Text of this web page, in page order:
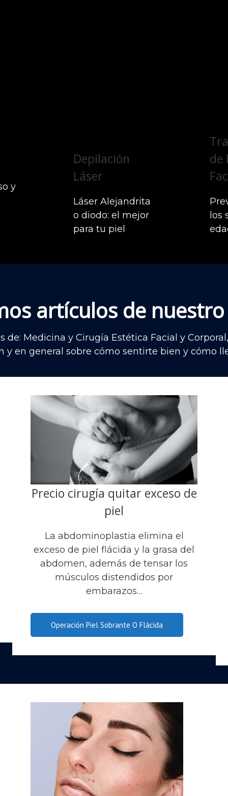
y
Depilación
Láser
Láser Alejandrita
o diodo: el mejor
para tu piel
de
los
artículos de
Medicina y Cirugía Estética Facial y
y en general sobre cómo sentirte bien y cómo
Precio cirugía quitar exceso de
piel
La abdominoplastia elimina el
exceso de piel flácida y la grasa del
abdomen, además de tensar los
músculos distendidos por
embarazos…
Operación Piel Sobrante O Flácida